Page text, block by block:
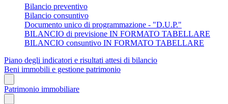
Bilancio preventivo
Bilancio consuntivo
Documento unico di programmazione - "D.U.P."
BILANCIO di previsione IN FORMATO TABELLARE
BILANCIO consuntivo IN FORMATO TABELLARE
Piano degli indicatori e risultati attesi di bilancio
Beni immobili e gestione patrimonio
Patrimonio immobiliare